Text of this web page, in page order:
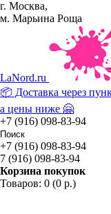
г. Москва,
м. Марьина Роща
LaNord.ru
📦 Доставка через
а цены ниже 🤗
+7 (916) 098-83-94
+7 (916) 098-83-94
7 (916) 098-83-94
Корзина покупок
Товаров: 0 (0 р.)